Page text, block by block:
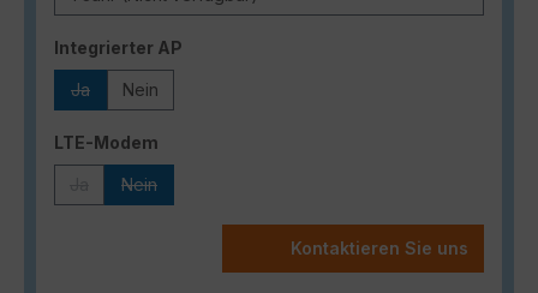
Integrierter AP
Ja Nein
LTE-Modem
Nein
Kontaktieren Sie uns